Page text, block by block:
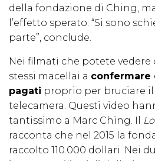
della fondazione di Ching,
l’effetto sperato: “Si sono
parte”, conclude.
Nei filmati che potete vedere
stessi macellai a confermare
pagati proprio per bruciare il
telecamera. Questi video
tantissimo a Marc Ching. Il
racconta che nel 2015 la
raccolto 110.000 dollari. Nei